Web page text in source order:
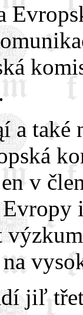
a
v
jiľ